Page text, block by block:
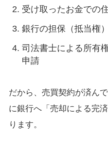
受け取ったお金での
銀行の担保（抵当権
司法書士による所有
申請
だから、売買契約が済ん
に銀行へ「売却による完
ります。